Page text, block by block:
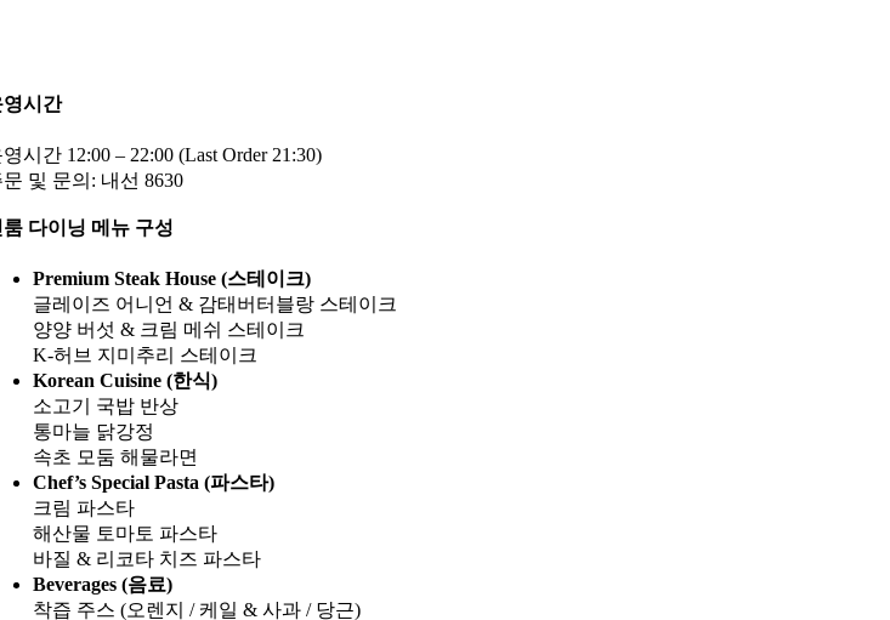
시간
시간 12:00 – 22:00 (Last Order 21:30)
및 문의: 내선 8630
다이닝 메뉴 구성
Premium Steak House (스테이크)
글레이즈 어니언 & 감태버터블랑 스테이크
양양 버섯 & 크림 메쉬 스테이크
K-허브 지미추리 스테이크
Korean Cuisine (한식)
소고기 국밥 반상
통마늘 닭강정
속초 모둠 해물라면
Chef’s Special Pasta (파스타)
크림 파스타
해산물 토마토 파스타
바질 & 리코타 치즈 파스타
Beverages (음료)
착즙 주스 (오렌지 / 케일 & 사과 / 당근)